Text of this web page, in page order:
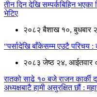
तीन दिन देखि सम्पर्कबिहिन
भेटिए
२०८२ बैशाख १०, बुधबार
“पर्सादेखि बाँकेसम्म एउटै परिचय
२०८३ जेष्ठ २४, आईतवार
रातको साढे १० बजे राजन कार्की
अध्यक्षबाटै हामी असुरक्षित छौं :